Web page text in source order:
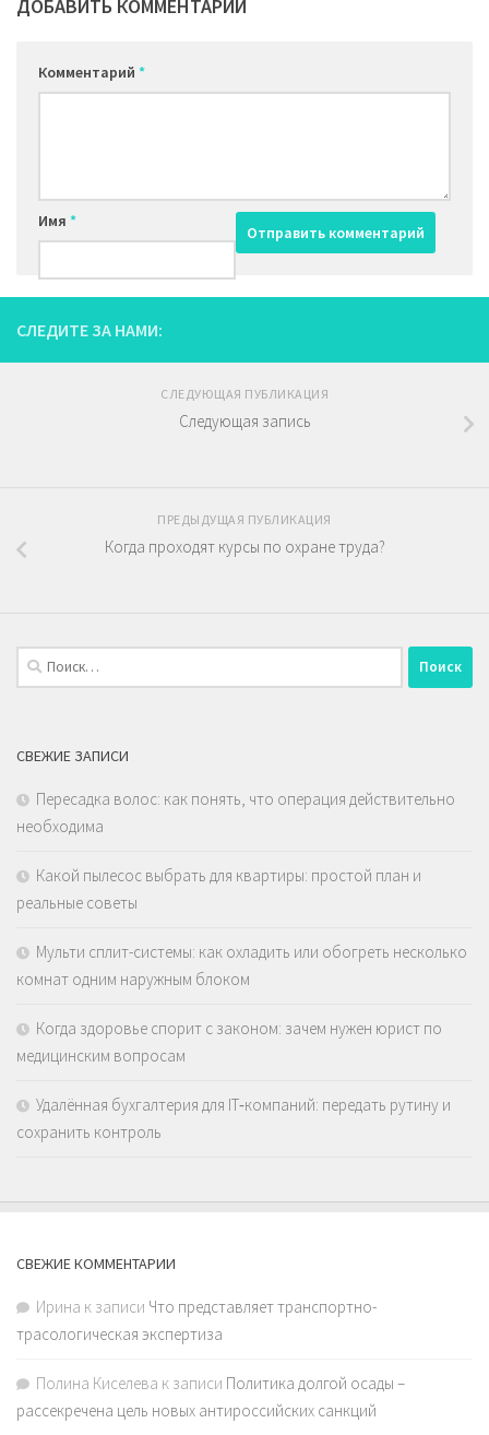
ДОБАВИТЬ КОММЕНТАРИЙ
Комментарий *
Имя *
СЛЕДИТЕ ЗА НАМИ:
СЛЕДУЮЩАЯ ПУБЛИКАЦИЯ
Следующая запись
ПРЕДЫДУЩАЯ ПУБЛИКАЦИЯ
Когда проходят курсы по охране труда?
Найти:
СВЕЖИЕ ЗАПИСИ
Пересадка волос: как понять, что операция действительно
необходима
Какой пылесос выбрать для квартиры: простой план и
реальные советы
Мульти сплит-системы: как охладить или обогреть несколько
комнат одним наружным блоком
Когда здоровье спорит с законом: зачем нужен юрист по
медицинским вопросам
Удалённая бухгалтерия для IT‑компаний: передать рутину и
сохранить контроль
СВЕЖИЕ КОММЕНТАРИИ
Ирина к записи Что представляет транспортно-
трасологическая экспертиза
Полина Киселева к записи Политика долгой осады –
рассекречена цель новых антироссийских санкций